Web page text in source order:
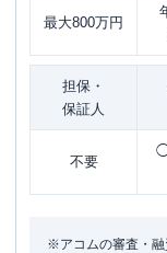
最大800万円
担保・
保証人
不要
※アコムの審査・融